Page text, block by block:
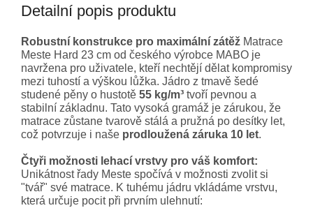
Detailní popis produktu
Robustní konstrukce pro maximální zátěž Matrace
Meste Hard 23 cm od českého výrobce MABO je
navržena pro uživatele, kteří nechtějí dělat kompromisy
mezi tuhostí a výškou lůžka. Jádro z tmavě šedé
studené pěny o hustotě 55 kg/m³ tvoří pevnou a
stabilní základnu. Tato vysoká gramáž je zárukou, že
matrace zůstane tvarově stálá a pružná po desítky let,
což potvrzuje i naše prodloužená záruka 10 let.
Čtyři možnosti lehací vrstvy pro váš komfort:
Unikátnost řady Meste spočívá v možnosti zvolit si
"tvář" své matrace. K tuhému jádru vkládáme vrstvu,
která určuje pocit při prvním ulehnutí: